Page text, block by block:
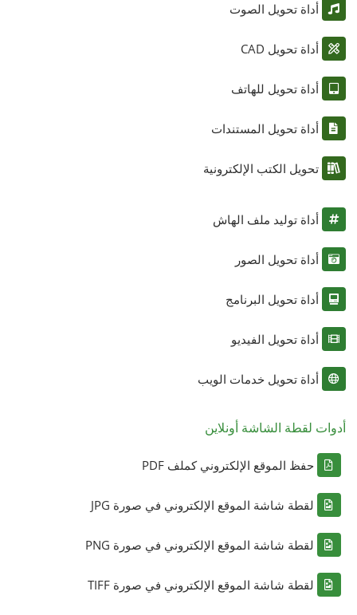
أداة تحويل الصوت
أداة تحويل CAD
أداة تحويل للهاتف
أداة تحويل المستندات
تحويل الكتب الإلكترونية
أداة توليد ملف الهاش
أداة تحويل الصور
أداة تحويل البرنامج
أداة تحويل الفيديو
أداة تحويل خدمات الويب
أدوات لقطة الشاشة أونلاين
حفظ الموقع الإلكتروني كملف PDF
لقطة شاشة الموقع الإلكتروني في صورة JPG
لقطة شاشة الموقع الإلكتروني في صورة PNG
لقطة شاشة الموقع الإلكتروني في صورة TIFF